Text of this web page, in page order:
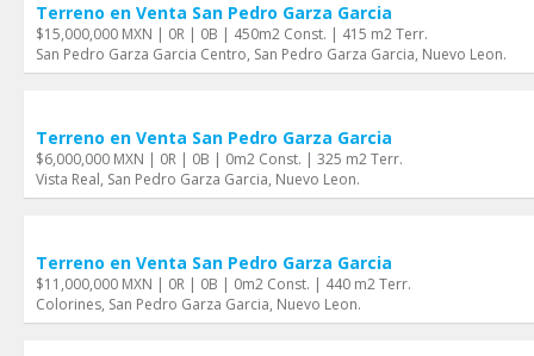
Terreno en Venta San Pedro Garza Garci­a
$15,000,000 MXN | 0R | 0B | 450m2 Const. | 415 m2 Terr.
San Pedro Garza Garcia Centro, San Pedro Garza Garci­a, Nuevo Leon.
Terreno en Venta San Pedro Garza Garci­a
$6,000,000 MXN | 0R | 0B | 0m2 Const. | 325 m2 Terr.
Vista Real, San Pedro Garza Garci­a, Nuevo Leon.
Terreno en Venta San Pedro Garza Garci­a
$11,000,000 MXN | 0R | 0B | 0m2 Const. | 440 m2 Terr.
Colorines, San Pedro Garza Garci­a, Nuevo Leon.